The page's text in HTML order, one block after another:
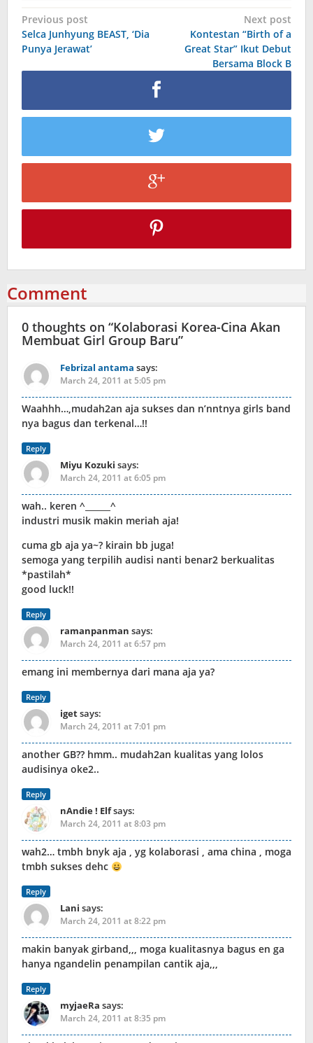
Post
navigation
Previous post
Selca Junhyung BEAST, ‘Dia
Punya Jerawat’
Next post
Kontestan “Birth of a
Great Star” Ikut Debut
Bersama Block B
Comment
0 thoughts on “Kolaborasi Korea-Cina Akan
Membuat Girl Group Baru”
Febrizal antama says:
March 24, 2011 at 5:05 pm
Waahhh…,mudah2an aja sukses dan n’nntnya girls band
nya bagus dan terkenal…!!
Reply
Miyu Kozuki says:
March 24, 2011 at 6:05 pm
wah.. keren ^______^
industri musik makin meriah aja!
cuma gb aja ya~? kirain bb juga!
semoga yang terpilih audisi nanti benar2 berkualitas
*pastilah*
good luck!!
Reply
ramanpanman says:
March 24, 2011 at 6:57 pm
emang ini membernya dari mana aja ya?
Reply
igetsays:
March 24, 2011 at 7:01 pm
another GB?? hmm.. mudah2an kualitas yang lolos
audisinya oke2..
Reply
nAndie ! Elfsays:
March 24, 2011 at 8:03 pm
wah2… tmbh bnyk aja , yg kolaborasi , ama china , moga
tmbh sukses dehc
Reply
Lani says:
March 24, 2011 at 8:22 pm
makin banyak girband,,, moga kualitasnya bagus en ga
hanya ngandelin penampilan cantik aja,,,
Reply
myjaeRa says:
March 24, 2011 at 8:35 pm